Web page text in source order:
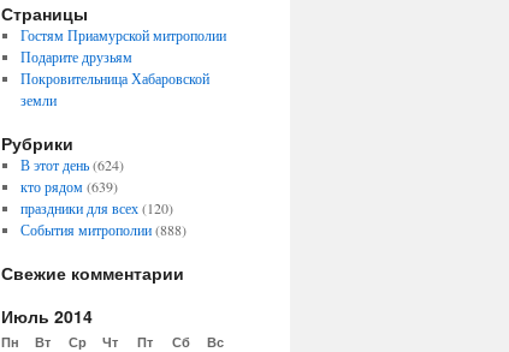
Страницы
Гостям Приамурской митрополии
Подарите друзьям
Покровительница Хабаровской
земли
Рубрики
В этот день(624)
кто рядом(639)
праздники для всех(120)
События митрополии(888)
Свежие комментарии
Июль 2014
Пн Вт Ср Чт Пт Сб Вс